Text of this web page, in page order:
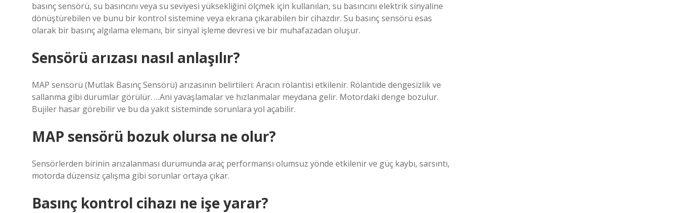
basınç sensörü, su basıncını veya su seviyesi yüksekliğini ölçmek için kullanılan, su basıncını elektrik sinyaline
dönüştürebilen ve bunu bir kontrol sistemine veya ekrana çıkarabilen bir cihazdır. Su basınç sensörü esas
olarak bir basınç algılama elemanı, bir sinyal işleme devresi ve bir muhafazadan oluşur.
Sensörü arızası nasıl anlaşılır?
MAP sensörü (Mutlak Basınç Sensörü) arızasının belirtileri: Aracın rölantisi etkilenir. Rölantide dengesizlik ve
sallanma gibi durumlar görülür. …Ani yavaşlamalar ve hızlanmalar meydana gelir. Motordaki denge bozulur.
Bujiler hasar görebilir ve bu da yakıt sisteminde sorunlara yol açabilir.
MAP sensörü bozuk olursa ne olur?
Sensörlerden birinin arızalanması durumunda araç performansı olumsuz yönde etkilenir ve güç kaybı, sarsıntı,
motorda düzensiz çalışma gibi sorunlar ortaya çıkar.
Basınç kontrol cihazı ne işe yarar?